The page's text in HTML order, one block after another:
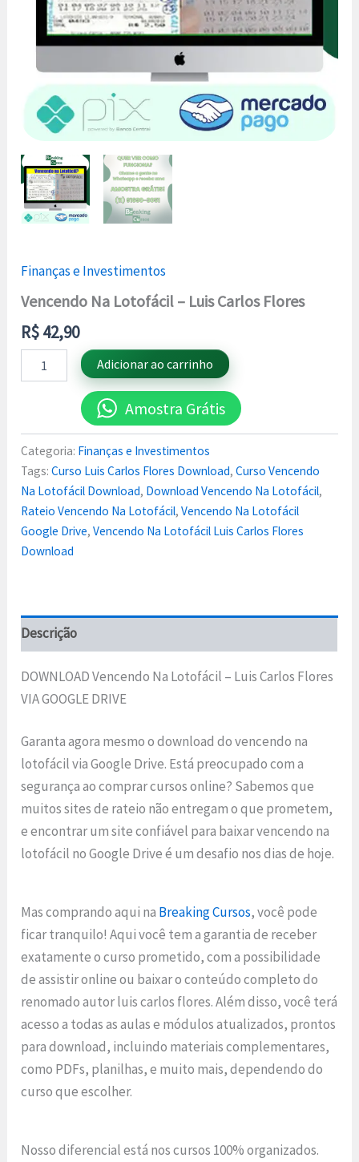
Finanças e Investimentos
Vencendo Na Lotofácil – Luis Carlos Flores
R$42,90
Adicionar ao carrinho
Amostra Grátis
Categoria: Finanças e Investimentos
Tags:Curso Luis Carlos Flores Download,Curso Vencendo
Na Lotofácil Download, Download Vencendo Na Lotofácil,
Rateio Vencendo Na Lotofácil,Vencendo Na Lotofácil
Google Drive,Vencendo Na Lotofácil Luis Carlos Flores
Download
Descrição
DOWNLOAD Vencendo Na Lotofácil – Luis Carlos Flores
VIA GOOGLE DRIVE
Garanta agora mesmo o download do vencendo na
lotofácil via Google Drive. Está preocupado com a
segurança ao comprar cursos online? Sabemos que
muitos sites de rateio não entregam o que prometem,
e encontrar um site confiável para baixar vencendo na
lotofácil no Google Drive é um desafio nos dias de hoje.
Mas comprando aqui na Breaking Cursos, você pode
ficar tranquilo! Aqui você tem a garantia de receber
exatamente o curso prometido, com a possibilidade
de assistir online ou baixar o conteúdo completo do
renomado autor luis carlos flores. Além disso, você terá
acesso a todas as aulas e módulos atualizados, prontos
para download, incluindo materiais complementares,
como PDFs, planilhas, e muito mais, dependendo do
curso que escolher.
Nosso diferencial está nos cursos 100% organizados.